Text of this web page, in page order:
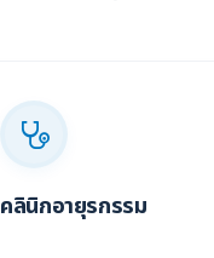
คลินิกอายุรกรรม